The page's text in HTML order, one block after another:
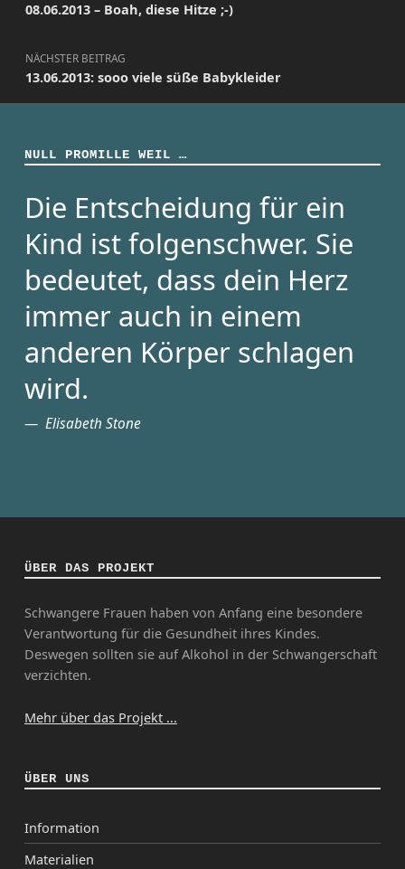
08.06.2013 – Boah, diese Hitze ;-)
NÄCHSTER BEITRAG
13.06.2013: sooo viele süße Babykleider
NULL PROMILLE WEIL …
Die Entscheidung für ein
Kind ist folgenschwer. Sie
bedeutet, dass dein Herz
immer auch in einem
anderen Körper schlagen
wird.
Elisabeth Stone
ÜBER DAS PROJEKT
Schwangere Frauen haben von Anfang eine besondere
Verantwortung für die Gesundheit ihres Kindes.
Deswegen sollten sie auf Alkohol in der Schwangerschaft
verzichten.
Mehr über das Projekt ...
ÜBER UNS
Information
Materialien